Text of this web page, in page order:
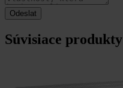
Súvisiace produkty